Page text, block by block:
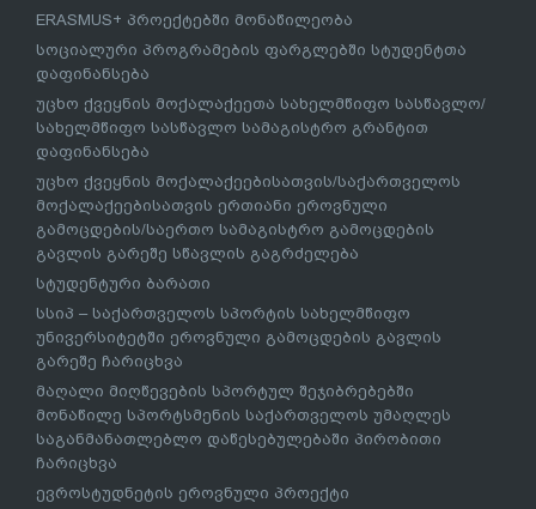
ERASMUS+ პროექტებში მონაწილეობა
სოციალური პროგრამების ფარგლებში სტუდენტთა
დაფინანსება
უცხო ქვეყნის მოქალაქეეთა სახელმწიფო სასწავლო/
სახელმწიფო სასწავლო სამაგისტრო გრანტით
დაფინანსება
უცხო ქვეყნის მოქალაქეებისათვის/საქართველოს
მოქალაქეებისათვის ერთიანი ეროვნული
გამოცდების/საერთო სამაგისტრო გამოცდების
გავლის გარეშე სწავლის გაგრძელება
სტუდენტური ბარათი
სსიპ – საქართველოს სპორტის სახელმწიფო
უნივერსიტეტში ეროვნული გამოცდების გავლის
გარეშე ჩარიცხვა
მაღალი მიღწევების სპორტულ შეჯიბრებებში
მონაწილე სპორტსმენის საქართველოს უმაღლეს
საგანმანათლებლო დაწესებულებაში პირობითი
ჩარიცხვა
ევროსტუდნეტის ეროვნული პროექტი